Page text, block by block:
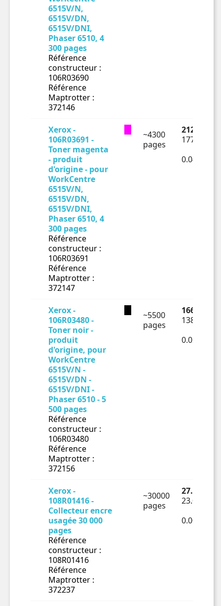
6515V/N,
6515V/DN,
6515V/DNI,
Phaser 6510, 4
300 pages
Référence
constructeur :
106R03690
Référence
Maptrotter :
372146
Xerox -
106R03691 -
Toner magenta
- produit
d'origine - pour
WorkCentre
6515V/N,
6515V/DN,
6515V/DNI,
Phaser 6510, 4
300 pages
Référence
constructeur :
106R03691
Référence
Maptrotter :
372147
~4300
pages
212.83 €
177.36 €
0.04125€
Xerox -
106R03480 -
Toner noir -
produit
d'origine, pour
WorkCentre
6515V/N -
6515V/DN -
6515V/DNI -
Phaser 6510 - 5
500 pages
Référence
constructeur :
106R03480
Référence
Maptrotter :
372156
~5500
pages
166.18 €
138.48 €
0.02518€
Xerox -
108R01416 -
Collecteur encre
usagée 30 000
pages
Référence
constructeur :
108R01416
Référence
Maptrotter :
372237
~30000
pages
27.7 € TTC
23.08 € HT
0.00077€